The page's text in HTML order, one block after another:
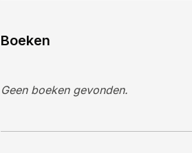
Boeken
Geen boeken gevonden.